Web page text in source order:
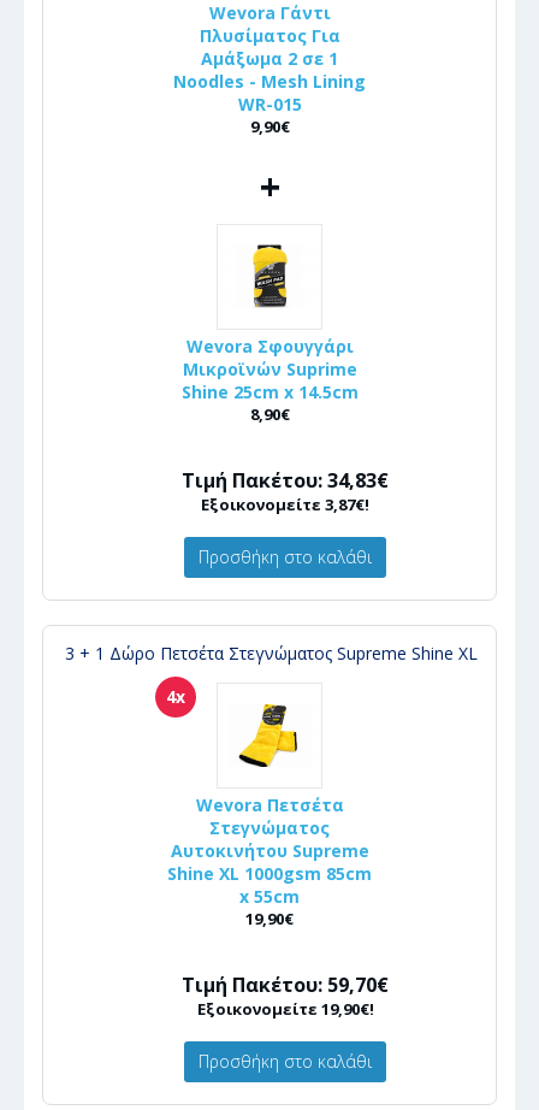
Wevora Γάντι
Πλυσίματος Για
Αμάξωμα 2 σε 1
Noodles - Mesh Lining
WR-015
9,90€
+
Wevora Σφουγγάρι
Μικροϊνών Suprime
Shine 25cm x 14.5cm
8,90€
Τιμή Πακέτου: 34,83€
Εξοικονομείτε 3,87€!
Προσθήκη στο καλάθι
3 + 1 Δώρο Πετσέτα Στεγνώματος Supreme Shine XL
4x
Wevora Πετσέτα
Στεγνώματος
Αυτοκινήτου Supreme
Shine XL 1000gsm 85cm
x 55cm
19,90€
Τιμή Πακέτου: 59,70€
Εξοικονομείτε 19,90€!
Προσθήκη στο καλάθι